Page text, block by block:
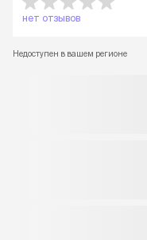
нет отзывов
Недоступен в вашем регионе